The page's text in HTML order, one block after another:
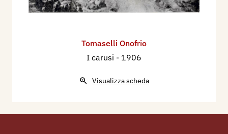
Tomaselli Onofrio
I carusi - 1906
Visualizza scheda